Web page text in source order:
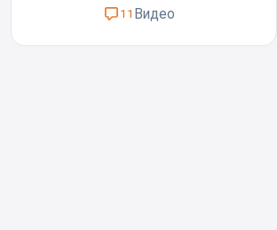
11 Видео